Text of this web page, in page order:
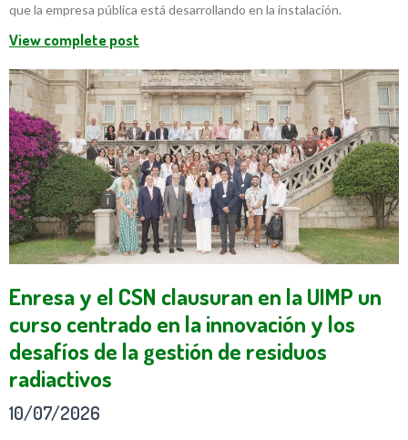
que la empresa pública está desarrollando en la instalación.
View complete post
Enresa y el CSN clausuran en la UIMP un
curso centrado en la innovación y los
desafíos de la gestión de residuos
radiactivos
10/07/2026